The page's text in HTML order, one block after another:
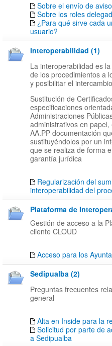
Sobre el envío de
Sobre los roles
¿Para qué sirve cada
usuario?
Interoperabilidad (1)
La interoperabilidad es
de los procedimientos a
y posibilitar el
Sustitución de
especificaciones
Administraciones
administrativos en
AA.PP documentación
sustituyéndolos por un
que se realiza de forma
garantía jurídica
Regularización del
interoperabilidad del
Plataforma de
Gestión de acceso a la
cliente CLOUD
Acceso para los
Sedipualba (2)
Preguntas frecuentes
general
Alta en Inside para la
Solicitud por parte de
a Sedipualba